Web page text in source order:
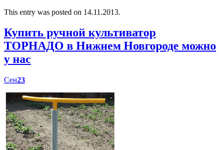
This entry was posted on 14.11.2013.
Купить ручной культиватор
ТОРНАДО в Нижнем Новгороде можно
у нас
Сен23